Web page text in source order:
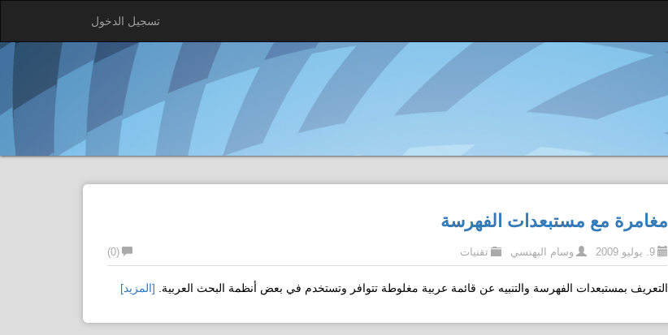
تسجيل الدخول
مغامرة مع مستبعدات الفهرسة
9. يوليو 2009 وسام البهنسي تقنيات (0)
التعريف بمستبعدات الفهرسة والتنبيه عن قائمة عربية مغلوطة تتوافر وتستخدم في بعض أنظمة البحث العربية. [المزيد]